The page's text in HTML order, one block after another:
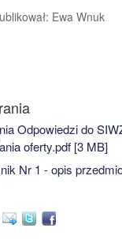
Ewa Wnuk
Odpowiedzi do
oferty.pdf [3 MB]
Nr 1 - opis